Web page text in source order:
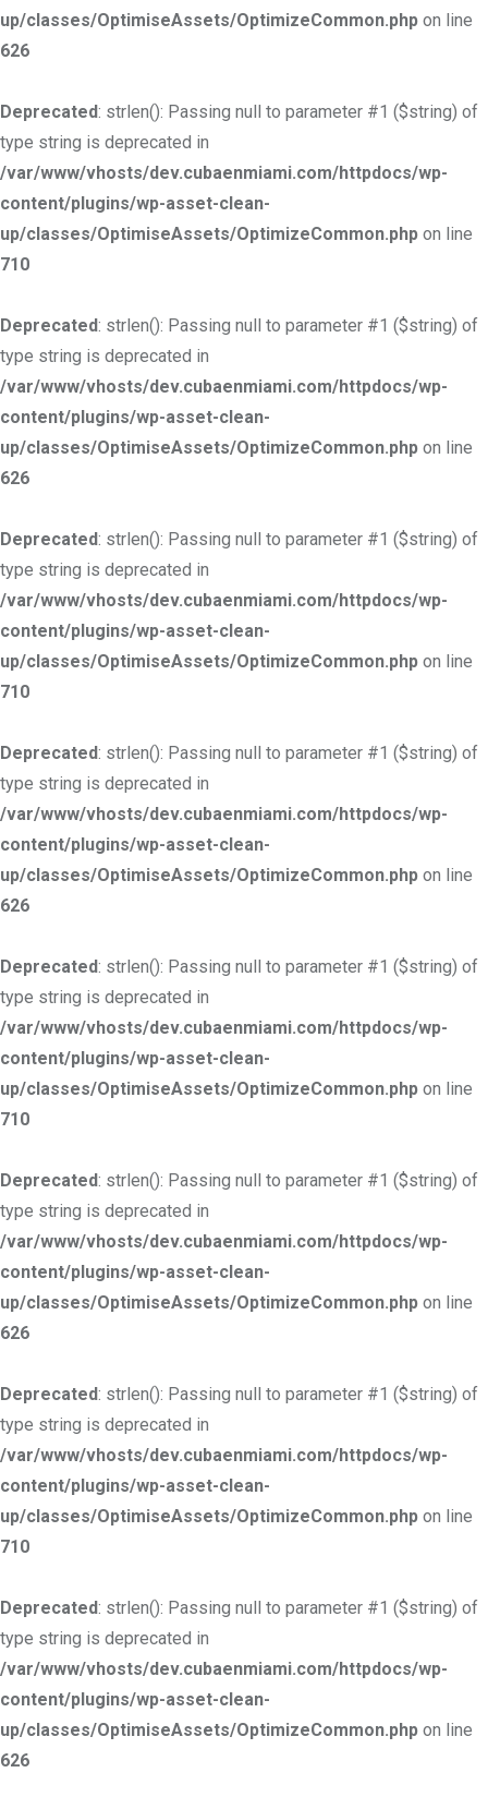
up/classes/OptimiseAssets/OptimizeCommon.php on line
626
Deprecated: strlen(): Passing null to parameter #1 ($string) of
type string is deprecated in
/var/www/vhosts/dev.cubaenmiami.com/httpdocs/wp-
content/plugins/wp-asset-clean-
up/classes/OptimiseAssets/OptimizeCommon.php on line
710
Deprecated: strlen(): Passing null to parameter #1 ($string) of
type string is deprecated in
/var/www/vhosts/dev.cubaenmiami.com/httpdocs/wp-
content/plugins/wp-asset-clean-
up/classes/OptimiseAssets/OptimizeCommon.php on line
626
Deprecated: strlen(): Passing null to parameter #1 ($string) of
type string is deprecated in
/var/www/vhosts/dev.cubaenmiami.com/httpdocs/wp-
content/plugins/wp-asset-clean-
up/classes/OptimiseAssets/OptimizeCommon.php on line
710
Deprecated: strlen(): Passing null to parameter #1 ($string) of
type string is deprecated in
/var/www/vhosts/dev.cubaenmiami.com/httpdocs/wp-
content/plugins/wp-asset-clean-
up/classes/OptimiseAssets/OptimizeCommon.php on line
626
Deprecated: strlen(): Passing null to parameter #1 ($string) of
type string is deprecated in
/var/www/vhosts/dev.cubaenmiami.com/httpdocs/wp-
content/plugins/wp-asset-clean-
up/classes/OptimiseAssets/OptimizeCommon.php on line
710
Deprecated: strlen(): Passing null to parameter #1 ($string) of
type string is deprecated in
/var/www/vhosts/dev.cubaenmiami.com/httpdocs/wp-
content/plugins/wp-asset-clean-
up/classes/OptimiseAssets/OptimizeCommon.php on line
626
Deprecated: strlen(): Passing null to parameter #1 ($string) of
type string is deprecated in
/var/www/vhosts/dev.cubaenmiami.com/httpdocs/wp-
content/plugins/wp-asset-clean-
up/classes/OptimiseAssets/OptimizeCommon.php on line
710
Deprecated: strlen(): Passing null to parameter #1 ($string) of
type string is deprecated in
/var/www/vhosts/dev.cubaenmiami.com/httpdocs/wp-
content/plugins/wp-asset-clean-
up/classes/OptimiseAssets/OptimizeCommon.php on line
626